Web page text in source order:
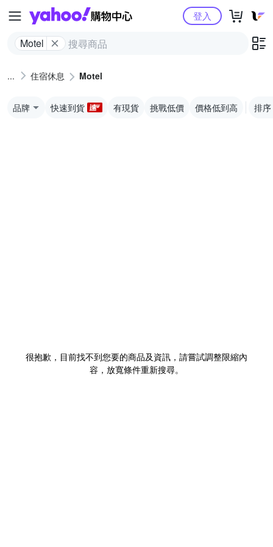
Yahoo購物中心
Motel
登入
住宿休息 Motel
品牌 快速到貨 有現貨 挑戰低價 價格低到高 排序
很抱歉，目前找不到您要的商品及資訊，請嘗試調整限縮內
容，放寬條件重新搜尋。